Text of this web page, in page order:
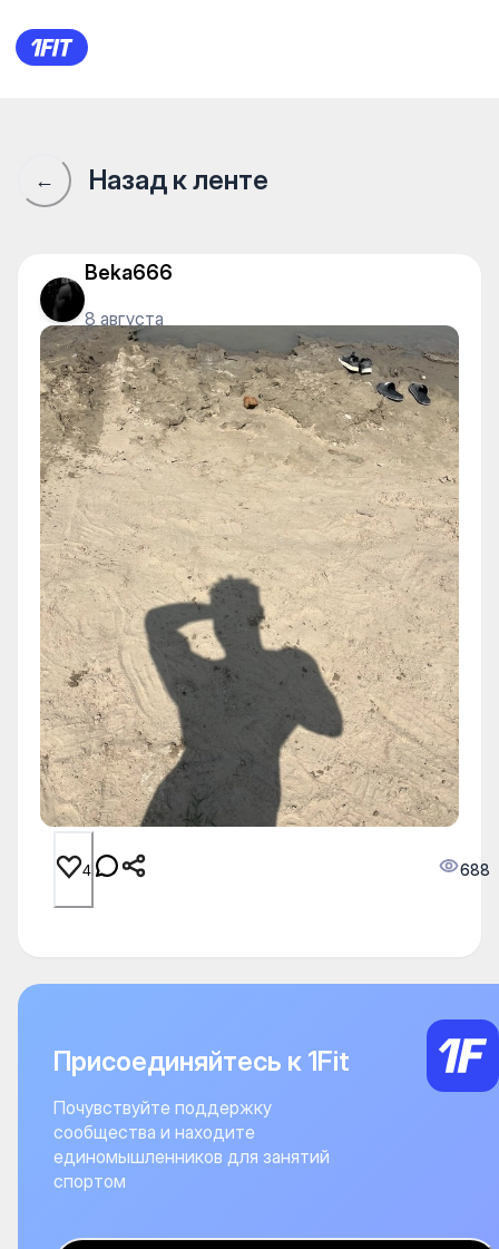
Сообщество 1Fit · 1Fit
← Назад к ленте
Beka666
8 августа
4 688
Присоединяйтесь к 1Fit
Почувствуйте поддержку
сообщества и находите
единомышленников для занятий
спортом